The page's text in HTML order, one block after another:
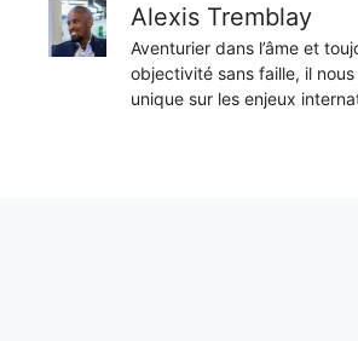
Alexis Tremblay
Aventurier dans l’âme et
objectivité sans faille, il
unique sur les enjeux